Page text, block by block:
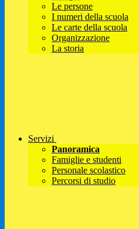
Le persone
I numeri della scuola
Le carte della scuola
Organizzazione
La storia
Servizi
Panoramica
Famiglie e studenti
Personale scolastico
Percorsi di studio